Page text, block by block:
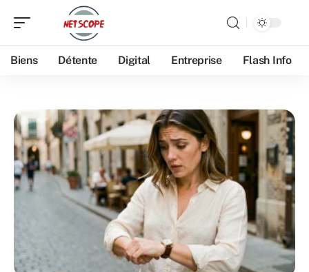
Biens Détente Digital Entreprise Flash Info